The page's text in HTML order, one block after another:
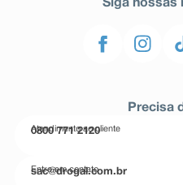
Siga nossas
Precisa
Atendimento ao cliente
0800 771 2120
Entre em contato
sac@drogal.com.br